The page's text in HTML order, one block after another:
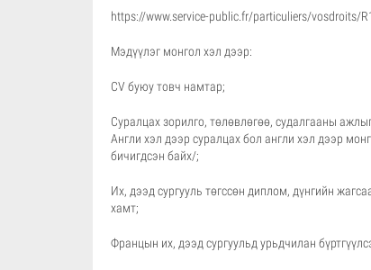
https://www.service-public.fr/particuliers/vosdroits/
Мэдүүлэг монгол хэл дээр:
CV буюу товч намтар;
Суралцах зорилго, төлөвлөгөө, судалгааны
Англи хэл дээр суралцах бол англи хэл дээр
бичигдсэн байх/;
Их, дээд сургууль төгссөн диплом, дүнгийн
хамт;
Францын их, дээд сургуульд урьдчилан